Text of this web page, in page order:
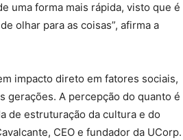
uma forma mais rápida, visto que é
olhar para as coisas”, afirma a
impacto direto em fatores sociais,
gerações. A percepção do quanto é
de estruturação da cultura e do
CEO e fundador da UCorp.